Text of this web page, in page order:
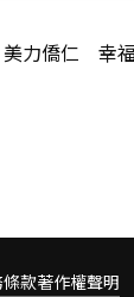
美力僑仁 幸
款著作權聲明